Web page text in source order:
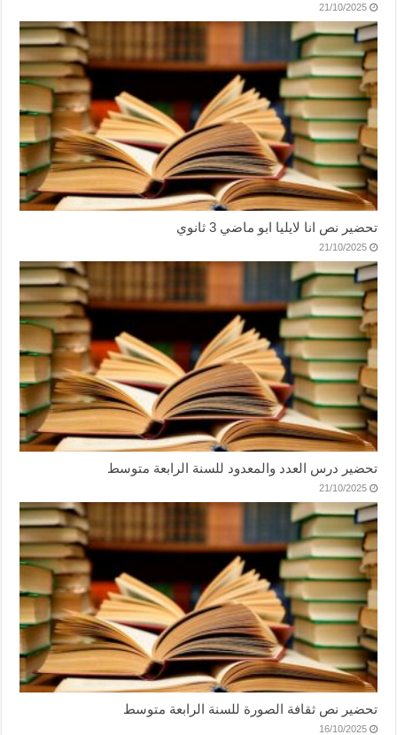
21/10/2025
تحضير نص انا لايليا ابو ماضي 3 ثانوي
21/10/2025
تحضير درس العدد والمعدود للسنة الرابعة متوسط
21/10/2025
تحضير نص ثقافة الصورة للسنة الرابعة متوسط
16/10/2025